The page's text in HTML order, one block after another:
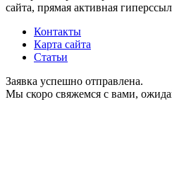
сайта, прямая активная
Контакты
Карта сайта
Статьи
Заявка успешно отправлена.
Мы скоро свяжемся с вами,